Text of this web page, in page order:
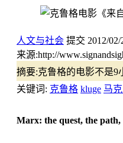
人文与社会 提交 2012/02/
来源:http://
摘要:克鲁格的电影不是9
关键词: 克鲁格 kluge 马
Marx: the quest, the path,